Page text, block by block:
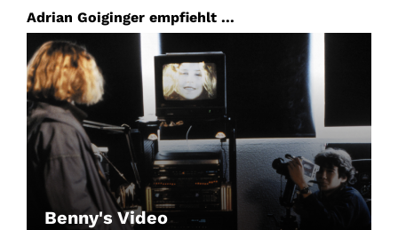
Adrian Goiginger empfiehlt ...
Benny's Video